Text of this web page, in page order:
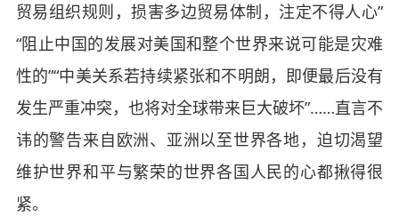
贸易组织规则，损害多边贸易体制，注定不得人心”
“阻止中国的发展对美国和整个世界来说可能是灾难
性的”“中美关系若持续紧张和不明朗，即便最后没有
发生严重冲突，也将对全球带来巨大破坏”……直言不
讳的警告来自欧洲、亚洲以至世界各地，迫切渴望
维护世界和平与繁荣的世界各国人民的心都揪得很
紧。